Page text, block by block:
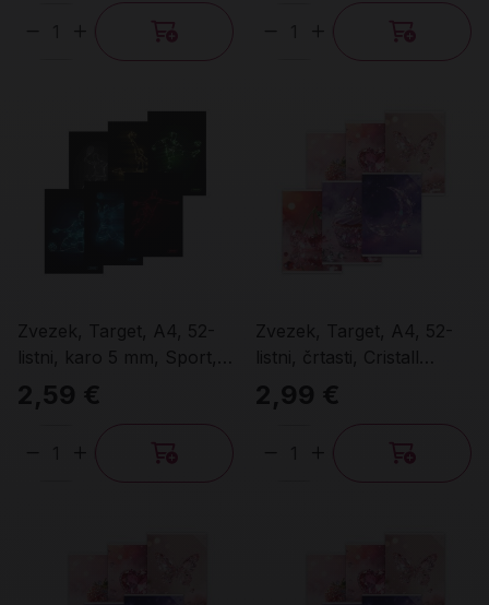
Zvezek, Target, A4, 52-
listni, karo 5 mm, Sport,
različni motivi
2,59 €
Količina
Zvezek, Target, A4, 52-
listni, črtasti, Cristall
Diamant, različni motivi
2,99 €
Količina